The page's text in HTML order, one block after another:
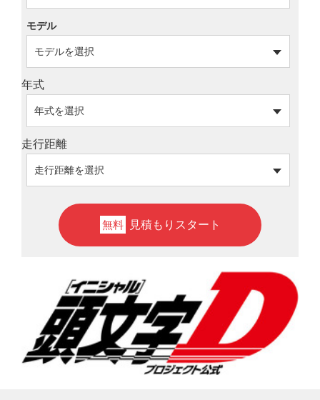
モデル
年式
走行距離
無料 見積もりスタート